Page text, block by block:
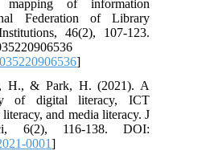
mapping of information
Federation of Library
46(2), 107-123.
H., & Park, H. (2021). A
of digital literacy, ICT
literacy, and media literacy. J
6(2), 116-138. DOI:
0001